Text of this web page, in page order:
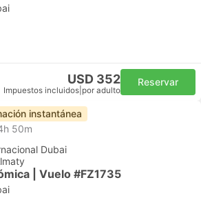
USD 352
Impuestos incluidos por adulto
Reservar
instantánea
50m
Dubai
| Vuelo #FZ1735